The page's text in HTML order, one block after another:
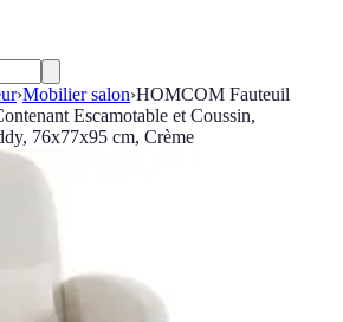
›Mobilier salon›HOMCOM Fauteuil
Escamotable et Coussin,
76x77x95 cm, Crème